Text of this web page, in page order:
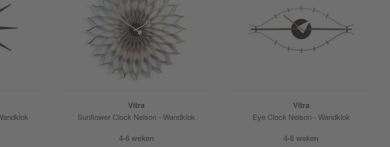
Vitra
Sunflower Clock Nelson - Wandklok
4-6 weken
Vitra
Eye Clock Nelson - Wandklok
4-6 weken